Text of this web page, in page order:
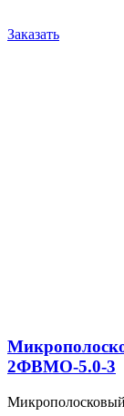
Заказать
2ФВМO-5.0-3